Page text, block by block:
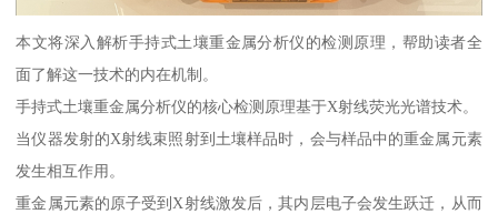
本文将深入解析手持式土壤重金属分析仪的检测原理，帮助读者全
面了解这一技术的内在机制。
手持式土壤重金属分析仪的核心检测原理基于X射线荧光光谱技术。
当仪器发射的X射线束照射到土壤样品时，会与样品中的重金属元素
发生相互作用。
重金属元素的原子受到X射线激发后，其内层电子会发生跃迁，从而